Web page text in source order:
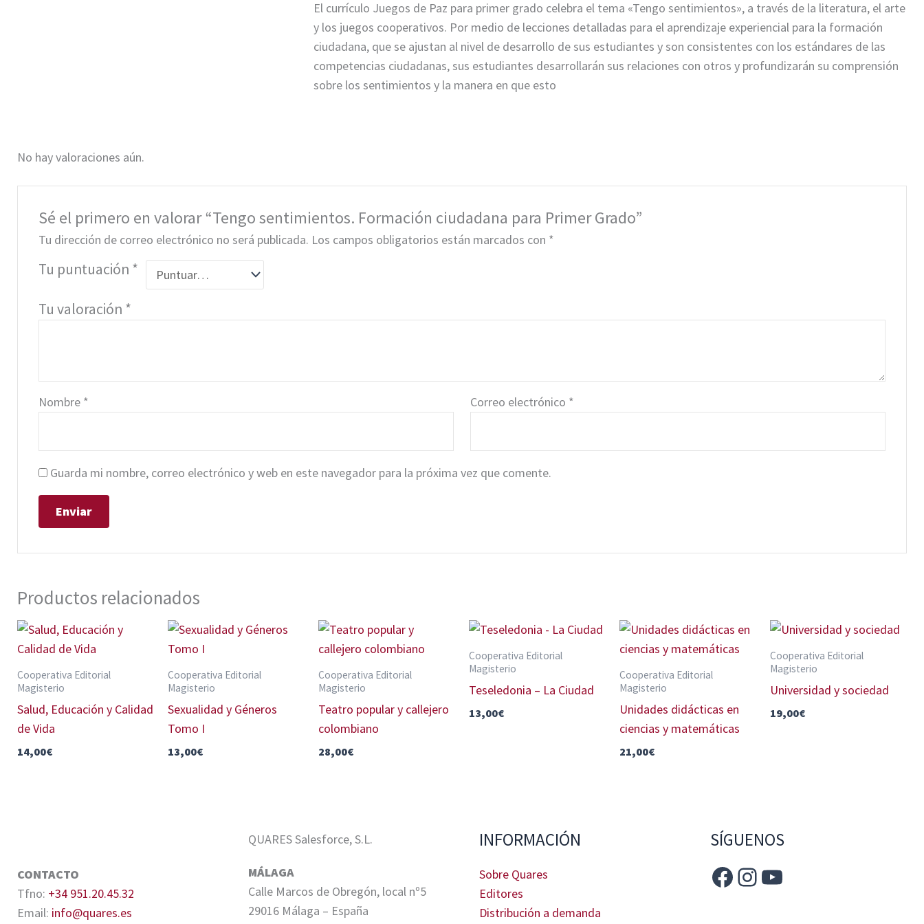
El currículo Juegos de Paz para primer grado celebra el tema «Tengo sentimientos», a través de la literatura, el arte
y los juegos cooperativos. Por medio de lecciones detalladas para el aprendizaje experiencial para la formación
ciudadana, que se ajustan al nivel de desarrollo de sus estudiantes y son consistentes con los estándares de las
competencias ciudadanas, sus estudiantes desarrollarán sus relaciones con otros y profundizarán su comprensión
sobre los sentimientos y la manera en que esto
No hay valoraciones aún.
Sé el primero en valorar “Tengo sentimientos. Formación ciudadana para Primer Grado”
Tu dirección de correo electrónico no será publicada. Los campos obligatorios están marcados con *
Tu puntuación *
Tu valoración *
Nombre * Correo electrónico *
Guarda mi nombre, correo electrónico y web en este navegador para la próxima vez que comente.
Productos relacionados
Cooperativa Editorial
Magisterio
Salud, Educación y Calidad
de Vida
14,00€
Cooperativa Editorial
Magisterio
Sexualidad y Géneros
Tomo I
13,00€
Cooperativa Editorial
Magisterio
Teatro popular y callejero
colombiano
28,00€
Cooperativa Editorial
Magisterio
Teseledonia – La Ciudad
13,00€
Cooperativa Editorial
Magisterio
Unidades didácticas en
ciencias y matemáticas
21,00€
Cooperativa Editorial
Magisterio
Universidad y sociedad
19,00€
CONTACTO
Tfno: +34 951.20.45.32
Email: info@quares.es
QUARES Salesforce, S.L.
MÁLAGA
Calle Marcos de Obregón, local nº5
29016 Málaga – España
INFORMACIÓN
Sobre Quares
Editores
Distribución a demanda
SÍGUENOS